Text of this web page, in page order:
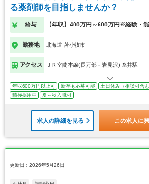
る薬剤師を目指しませんか？
給与 【年収】400万円～600万円※経験・
勤務地 北海道 苫小牧市
アクセス ＪＲ室蘭本線(長万部－岩見沢) 糸井駅
年収600万円以上可 新卒も応募可能 土日休み（相談可含む
積極採用中
夏～秋入職可
求人の詳細を見る この求人に
更新日：2026年5月26日